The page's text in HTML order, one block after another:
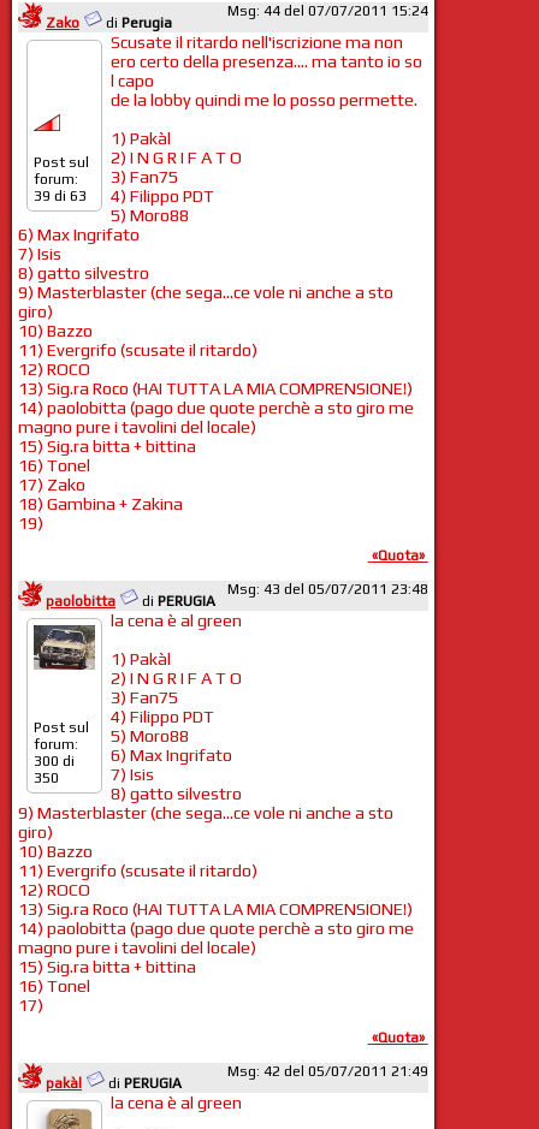
Zako di Perugia
Msg: 44 del 07/07/2011 15:24
Post sul
forum:
39 di 63
Scusate il ritardo nell'iscrizione ma non
ero certo della presenza.... ma tanto io so
l capo
de la lobby quindi me lo posso permette.
1) Pakàl
2) I N G R I F A T O
3) Fan75
4) Filippo PDT
5) Moro88
6) Max Ingrifato
7) Isis
8) gatto silvestro
9) Masterblaster (che sega...ce vole ni anche a sto
giro)
10) Bazzo
11) Evergrifo (scusate il ritardo)
12) ROCO
13) Sig.ra Roco (HAI TUTTA LA MIA COMPRENSIONE!)
14) paolobitta (pago due quote perchè a sto giro me
magno pure i tavolini del locale)
15) Sig.ra bitta + bittina
16) Tonel
17) Zako
18) Gambina + Zakina
19)
«Quota»
paolobitta di PERUGIA
Msg: 43 del 05/07/2011 23:48
Post sul
forum:
300 di
350
la cena è al green
1) Pakàl
2) I N G R I F A T O
3) Fan75
4) Filippo PDT
5) Moro88
6) Max Ingrifato
7) Isis
8) gatto silvestro
9) Masterblaster (che sega...ce vole ni anche a sto
giro)
10) Bazzo
11) Evergrifo (scusate il ritardo)
12) ROCO
13) Sig.ra Roco (HAI TUTTA LA MIA COMPRENSIONE!)
14) paolobitta (pago due quote perchè a sto giro me
magno pure i tavolini del locale)
15) Sig.ra bitta + bittina
16) Tonel
17)
«Quota»
pakàl di PERUGIA
Msg: 42 del 05/07/2011 21:49
la cena è al green